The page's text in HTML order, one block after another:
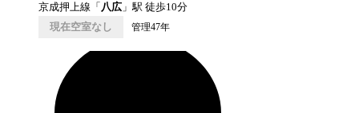
京成押上線 「 八広 」駅 徒歩10分
現在空室なし
管理47年